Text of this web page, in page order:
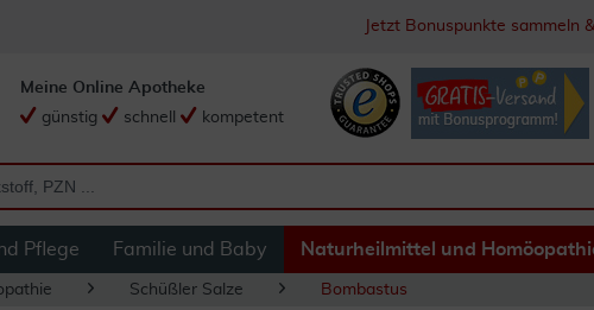
Jetzt Bonuspunkte sammeln
Meine Online Apotheke
günstig
schnell kompetent
Pflege Familie und Baby Naturheilmittel und
Schüßler Salze Bombastus